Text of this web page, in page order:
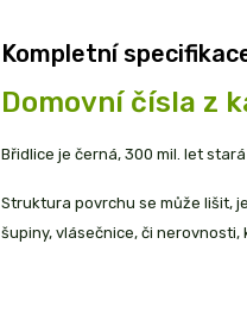
Kompletní
Domovní čísla z
Břidlice je černá, 300 mil. let
Struktura povrchu se může lišit,
šupiny, vlásečnice, či